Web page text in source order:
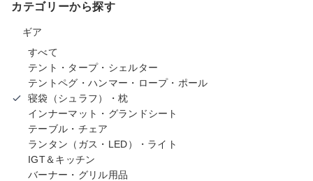
カテゴリーから探す
ギア
すべて
テント・タープ・シェルター
テントペグ・ハンマー・ロープ・ポール
寝袋（シュラフ）・枕
インナーマット・グランドシート
テーブル・チェア
ランタン（ガス・LED）・ライト
IGT＆キッチン
バーナー・グリル用品